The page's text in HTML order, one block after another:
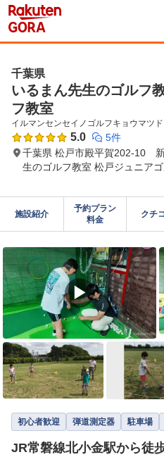
千葉県
いるまん先生のゴルフ
フ教室
イルマンセンセイノゴルフキョウマツ
5.0
5件
千葉県 松戸市殿平賀202-10
生のゴルフ教室 松戸ジュニア
施設紹介
予約プラン
料金
クチ
▶
初心者歓迎 弾道測定器 駐車場
JR常磐線北小金駅から徒